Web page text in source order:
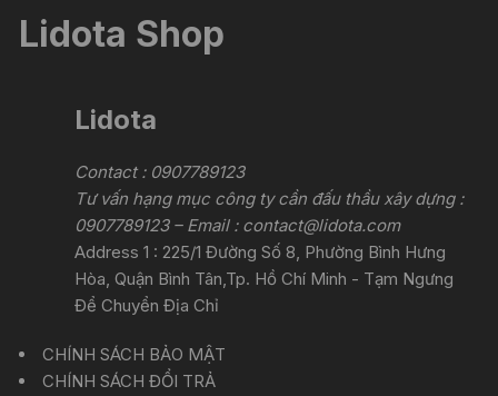
Lidota Shop
Lidota
Contact : 0907789123
Tư vấn hạng mục công ty cần đấu thầu xây dựng :
0907789123 – Email : contact@lidota.com
Address 1 : 225/1 Đường Số 8, Phường Bình Hưng
Hòa, Quận Bình Tân,Tp. Hồ Chí Minh - Tạm Ngưng
Để Chuyển Địa Chỉ
CHÍNH SÁCH BẢO MẬT
CHÍNH SÁCH ĐỔI TRẢ